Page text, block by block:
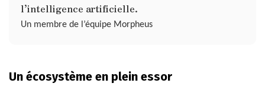
l’intelligence artificielle.
Un membre de l’équipe Morpheus
Un écosystème en plein essor